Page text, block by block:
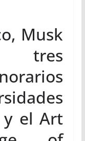
Musk
tres
y el Art